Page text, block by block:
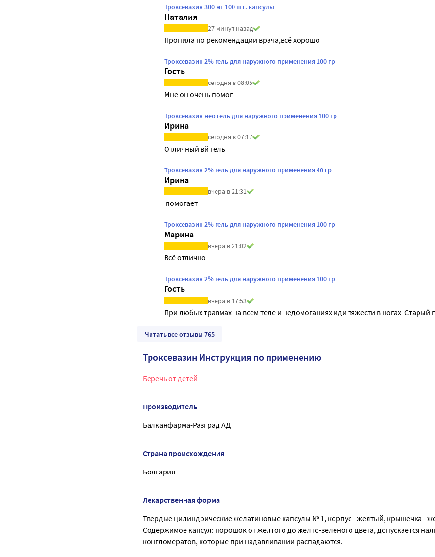
Троксевазин 300 мг 100 шт. капсулы
Наталия
27 минут назад
Пропила по рекомендации врача,всё хорошо
Троксевазин 2% гель для наружного применения 100 гр
Гость
сегодня в 08:05
Мне он очень помог
Троксевазин нео гель для наружного применения 100 гр
Ирина
сегодня в 07:17
Отличный вй гель
Троксевазин 2% гель для наружного применения 40 гр
Ирина
вчера в 21:31
помогает
Троксевазин 2% гель для наружного применения 100 гр
Марина
вчера в 21:02
Всё отлично
Троксевазин 2% гель для наружного применения 100 гр
Гость
вчера в 17:53
При любых травмах на всем теле и недомоганиях иди тяжести в ногах. Старый
Читать все отзывы 765
Троксевазин Инструкция по применению
Беречь от детей
Производитель
Балканфарма-Разград АД
Страна происхождения
Болгария
Лекарственная форма
Твердые цилиндрические желатиновые капсулы № 1, корпус - желтый, крышечка -
Содержимое капсул: порошок от желтого до желто-зеленого цвета, допускается
конгломератов, которые при надавливании распадаются.